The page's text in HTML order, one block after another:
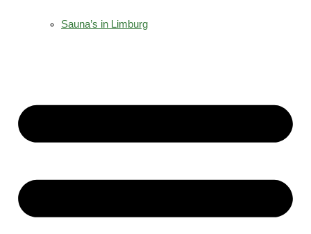
Sauna’s in Limburg